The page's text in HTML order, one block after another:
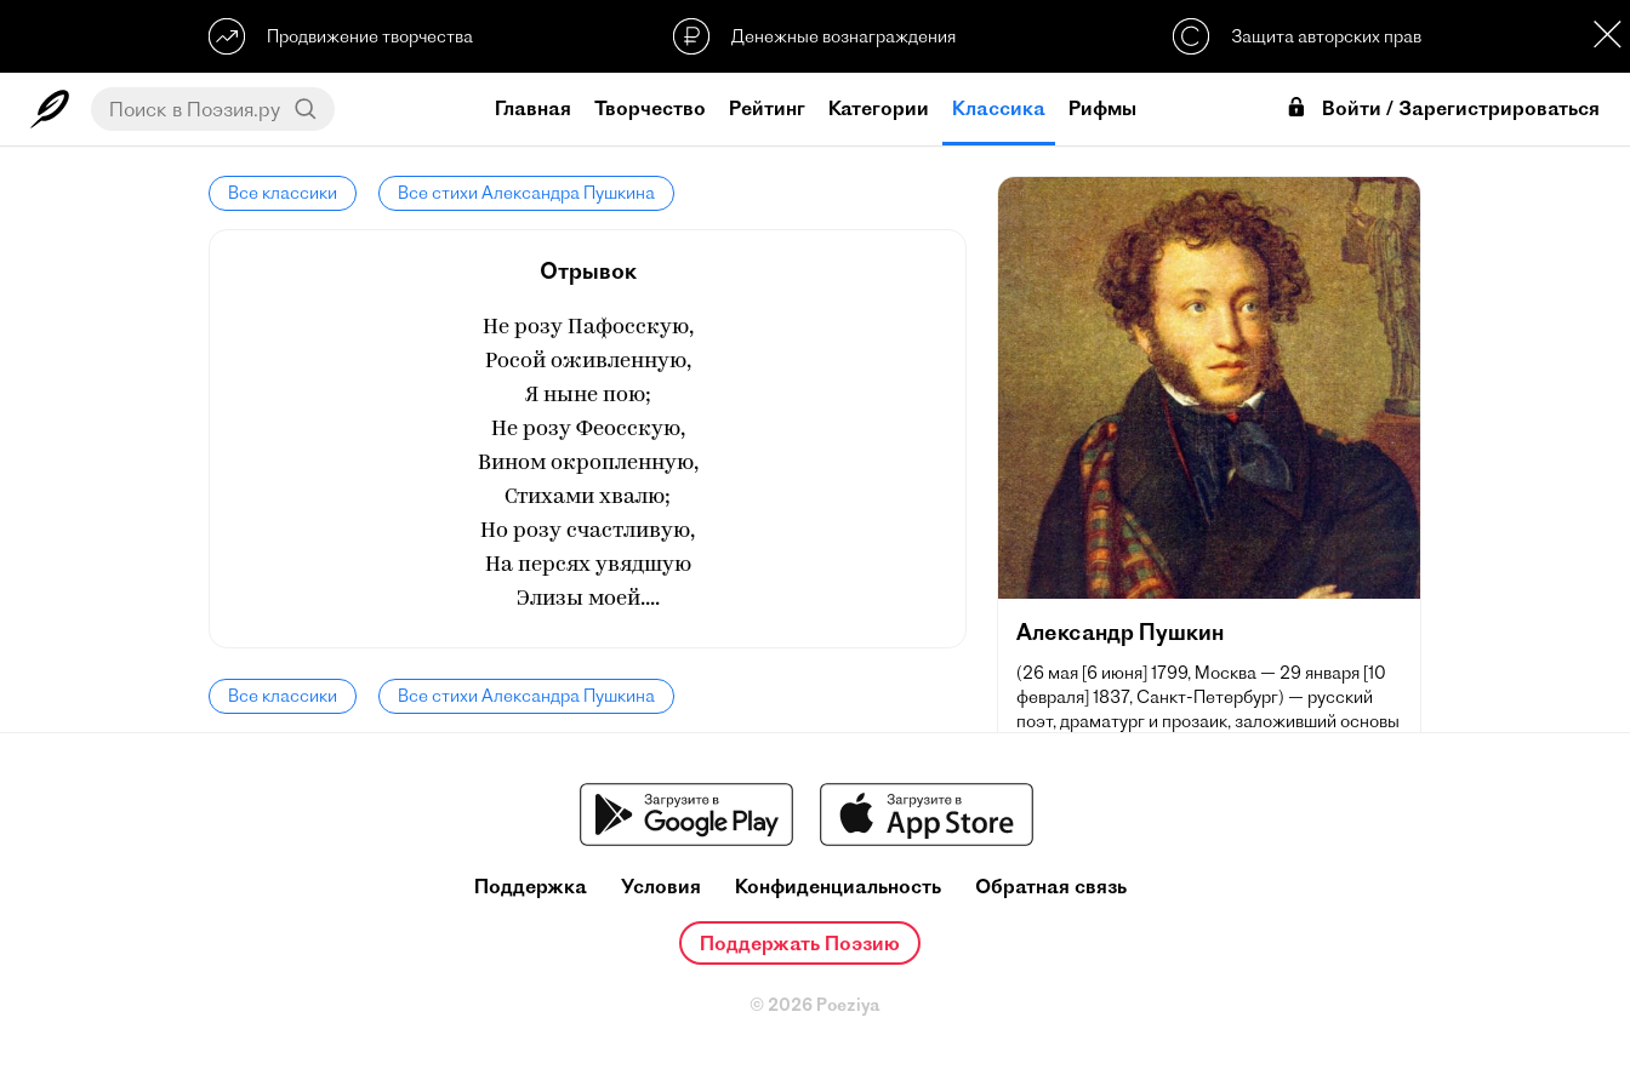
Продвижение творчества Денежные вознаграждения Защита авторских прав
Главная Творчество Рейтинг Категории Классика Рифмы Войти / Зарегистрироваться
Все классики Все стихи Александра Пушкина
Отрывок
Не розу Пафосскую,
Росой оживленную,
Я ныне пою;
Не розу Феосскую,
Вином окропленную,
Стихами хвалю;
Но розу счастливую,
На персях увядшую
Элизы моей....
Все классики Все стихи Александра Пушкина
Александр Пушкин
(26 мая [6 июня] 1799, Москва — 29 января [10
февраля] 1837, Санкт-Петербург) — русский
поэт, драматург и прозаик, заложивший основы
один из самых авторитетных литературных
репутация величайшего национального
Поддержка Условия Конфиденциальность Обратная связь
Поддержать Поэзию
© 2026 Poeziya